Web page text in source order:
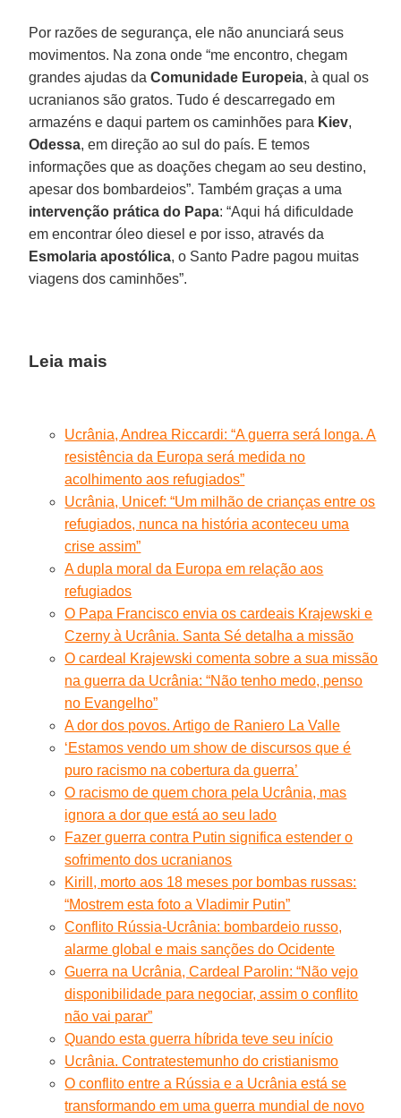
Por razões de segurança, ele não anunciará seus
movimentos. Na zona onde “me encontro, chegam
grandes ajudas daComunidade Europeia, à qual os
ucranianos são gratos. Tudo é descarregado em
armazéns e daqui partem os caminhões para Kiev,
Odessa, em direção ao sul do país. E temos
informações que as doações chegam ao seu destino,
apesar dos bombardeios”. Também graças a uma
intervenção prática do Papa: “Aqui há dificuldade
em encontrar óleo diesel e por isso, através da
Esmolaria apostólica, o Santo Padre pagou muitas
viagens dos caminhões”.
Leia mais
Ucrânia, Andrea Riccardi: “A guerra será longa. A
resistência da Europa será medida no
acolhimento aos refugiados”
Ucrânia, Unicef: “Um milhão de crianças entre os
refugiados, nunca na história aconteceu uma
crise assim”
A dupla moral da Europa em relação aos
refugiados
O Papa Francisco envia os cardeais Krajewski e
Czerny à Ucrânia. Santa Sé detalha a missão
O cardeal Krajewski comenta sobre a sua missão
na guerra da Ucrânia: “Não tenho medo, penso
no Evangelho”
A dor dos povos. Artigo de Raniero La Valle
‘Estamos vendo um show de discursos que é
puro racismo na cobertura da guerra’
O racismo de quem chora pela Ucrânia, mas
ignora a dor que está ao seu lado
Fazer guerra contra Putin significa estender o
sofrimento dos ucranianos
Kirill, morto aos 18 meses por bombas russas:
“Mostrem esta foto a Vladimir Putin”
Conflito Rússia-Ucrânia: bombardeio russo,
alarme global e mais sanções do Ocidente
Guerra na Ucrânia, Cardeal Parolin: “Não vejo
disponibilidade para negociar, assim o conflito
não vai parar”
Quando esta guerra híbrida teve seu início
Ucrânia. Contratestemunho do cristianismo
O conflito entre a Rússia e a Ucrânia está se
transformando em uma guerra mundial de novo